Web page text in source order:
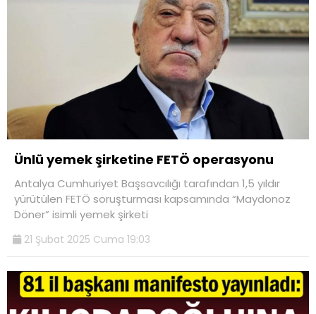
Ünlü yemek şirketine FETÖ operasyonu
Antalya Cumhuriyet Başsavcılığı tarafından 1,5 yıldır
yürütülen FETÖ soruşturması kapsamında “Maydonoz
Döner” isimli yemek şirketi
21 Şubat 2025 Cuma 19:03